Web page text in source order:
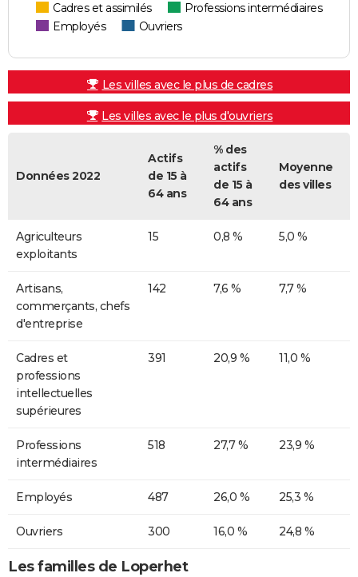
Cadres et assimilés
Professions intermédiaires
Employés
Ouvriers
Les villes avec le plus de cadres
Les villes avec le plus d'ouvriers
Données 2022
Actifs
de 15 à
64 ans
% des
actifs
de 15 à
64 ans
Moyenne
des villes
Agriculteurs
exploitants
15 0,8 % 5,0 %
Artisans,
commerçants, chefs
d'entreprise
142 7,6 % 7,7 %
Cadres et
professions
intellectuelles
supérieures
391 20,9 % 11,0 %
Professions
intermédiaires
518 27,7 % 23,9 %
Employés 487 26,0 % 25,3 %
Ouvriers 300 16,0 % 24,8 %
Les familles de Loperhet